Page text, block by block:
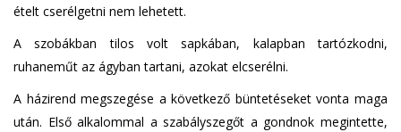
ételt cserélgetni nem lehetett.
A szobákban tilos volt sapkában, kalapban tartózkodni,
ruhaneműt az ágyban tartani, azokat elcserélni.
A házirend megszegése a következő büntetéseket vonta maga
után. Első alkalommal a szabályszegőt a gondnok megintette,